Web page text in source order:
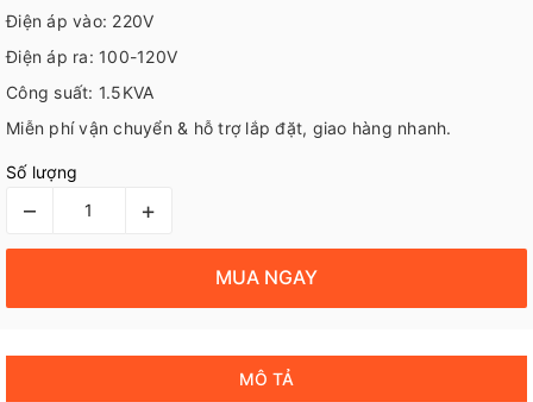
Điện áp vào: 220V
Điện áp ra: 100-120V
Công suất: 1.5KVA
Miễn phí vận chuyển & hỗ trợ lắp đặt, giao hàng nhanh.
Số lượng
– +
MUA NGAY
MÔ TẢ